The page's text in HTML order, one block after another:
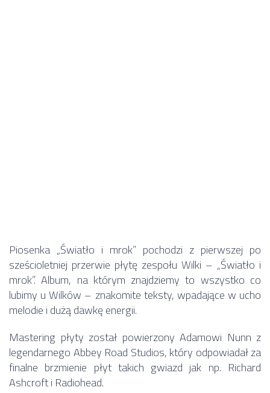
Piosenka „Światło i mrok” pochodzi z pierwszej po
sześcioletniej przerwie płytę zespołu Wilki – „Światło i
mrok”. Album, na którym znajdziemy to wszystko co
lubimy u Wilków – znakomite teksty, wpadające w ucho
melodie i dużą dawkę energii.
Mastering płyty został powierzony Adamowi Nunn z
legendarnego Abbey Road Studios, który odpowiadał za
finalne brzmienie płyt takich gwiazd jak np. Richard
Ashcroft i Radiohead.